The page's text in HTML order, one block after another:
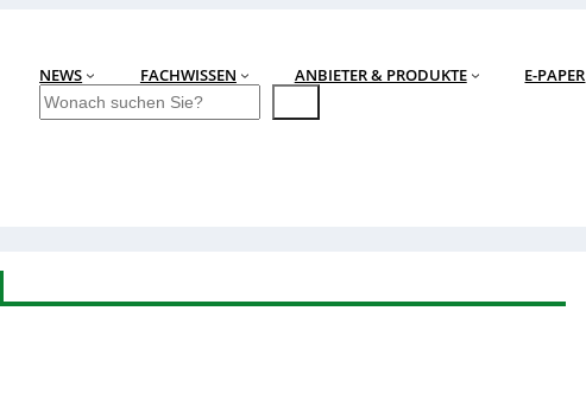
NEWS FACHWISSEN ANBIETER & PRODUKTE E-PAPER
S
u